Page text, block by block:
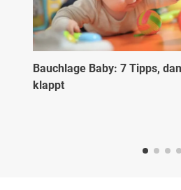
Bauchlage Baby: 7 Tipps,
klappt